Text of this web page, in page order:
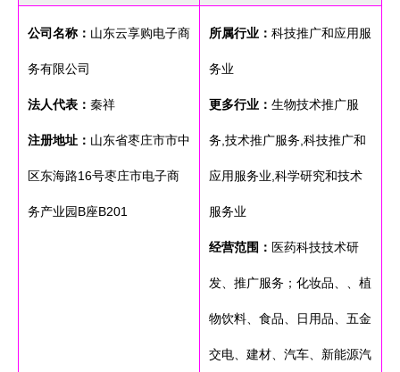
公司名称： 山东云享购电子商
务有限公司
法人代表： 秦祥
注册地址： 山东省枣庄市市中
区东海路16号枣庄市电子商
务产业园B座B201
所属行业： 科技推广和应用服
务业
更多行业： 生物技术推广服
务,技术推广服务,科技推广和
应用服务业,科学研究和技术
服务业
经营范围： 医药科技技术研
发、推广服务；化妆品、、植
物饮料、食品、日用品、五金
交电、建材、汽车、新能源汽